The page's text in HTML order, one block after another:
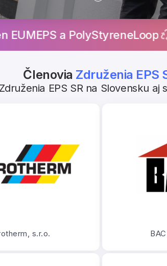
a PolyStyreneLoop 100%
Členovia Združenia EPS
EPS SR na Slovensku
s.r.o.